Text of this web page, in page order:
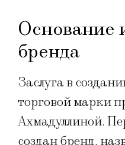
Основание
бренда
Заслуга в
торговой марки
Ахмадуллиной.
создан бренд,